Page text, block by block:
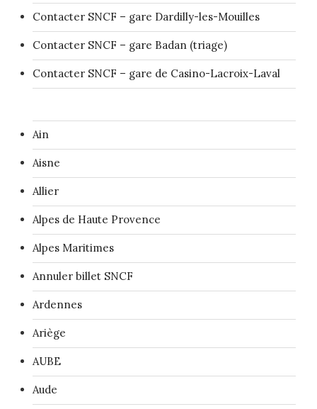
Contacter SNCF – gare Dardilly-les-Mouilles
Contacter SNCF – gare Badan (triage)
Contacter SNCF – gare de Casino-Lacroix-Laval
Ain
Aisne
Allier
Alpes de Haute Provence
Alpes Maritimes
Annuler billet SNCF
Ardennes
Ariège
AUBE
Aude